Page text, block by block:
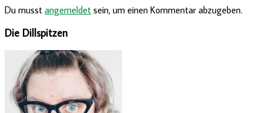
Du musst angemeldet sein, um einen Kommentar abzugeben.
Die Dillspitzen